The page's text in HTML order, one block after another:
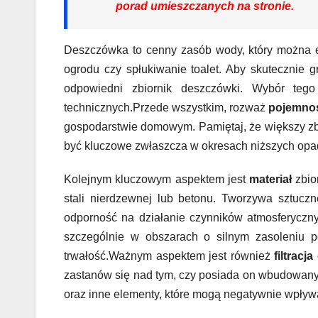
porad umieszczanych na stronie.
Deszczówka to cenny zasób wody, który
ogrodu czy spłukiwanie toalet. Aby skutecznie
odpowiedni zbiornik deszczówki. Wybór
technicznych.Przede wszystkim, rozważ
gospodarstwie domowym. Pamiętaj, że większy
być kluczowe zwłaszcza w okresach niższych
Kolejnym kluczowym aspektem jest materiał
stali nierdzewnej lub betonu. Tworzywa
odporność na działanie czynników
szczególnie w obszarach o silnym zasoleniu
trwałość.Ważnym aspektem jest równieżfiltracja
zastanów się nad tym, czy posiada on
oraz inne elementy, które mogą negatywnie